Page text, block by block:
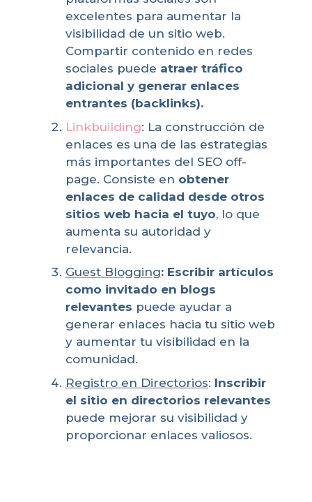
excelentes para aumentar la
visibilidad de un sitio web.
Compartir contenido en redes
sociales puede atraer tráfico
adicional y generar enlaces
entrantes (backlinks).
Linkbuilding: La construcción de
enlaces es una de las estrategias
más importantes del SEO off-
page. Consiste en obtener
enlaces de calidad desde otros
sitios web hacia el tuyo, lo que
aumenta su autoridad y
relevancia.
Guest Blogging: Escribir artículos
como invitado en blogs
relevantes puede ayudar a
generar enlaces hacia tu sitio web
y aumentar tu visibilidad en la
comunidad.
Registro en Directorios: Inscribir
el sitio en directorios relevantes
puede mejorar su visibilidad y
proporcionar enlaces valiosos.